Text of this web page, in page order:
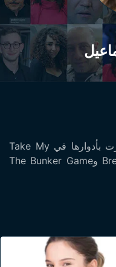
أمينة بن إسماعيل هي ممثلة. اشتهرت بأدوارها في Take My
Breath (2023)، The Power (2023) وThe Bunker Game